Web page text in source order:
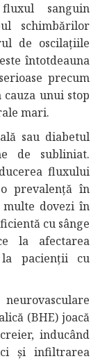
sanguin
schimbărilor
de oscilațiile
întotdeauna
precum
unui stop
mari.
sau diabetul
de subliniat.
fluxului
prevalență în
dovezi în
cu sânge
la afectarea
pacienții cu
(BHE) joacă
inducând
și infiltrarea